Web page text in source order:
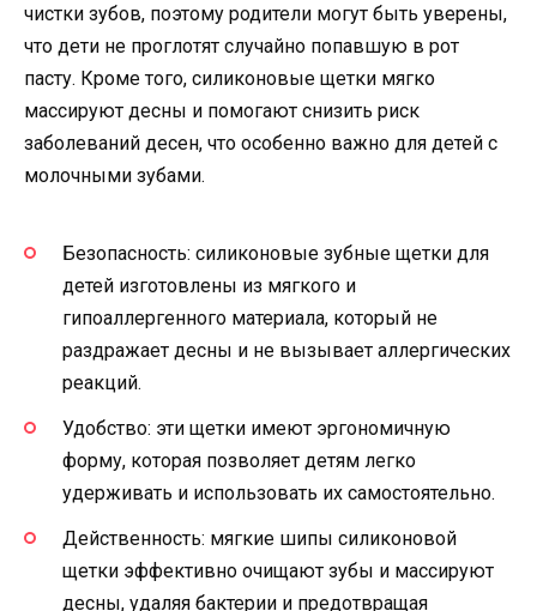
чистки зубов, поэтому родители могут быть уверены,
что дети не проглотят случайно попавшую в рот
пасту. Кроме того, силиконовые щетки мягко
массируют десны и помогают снизить риск
заболеваний десен, что особенно важно для детей с
молочными зубами.
Безопасность: силиконовые зубные щетки для
детей изготовлены из мягкого и
гипоаллергенного материала, который не
раздражает десны и не вызывает аллергических
реакций.
Удобство: эти щетки имеют эргономичную
форму, которая позволяет детям легко
удерживать и использовать их самостоятельно.
Действенность: мягкие шипы силиконовой
щетки эффективно очищают зубы и массируют
десны, удаляя бактерии и предотвращая